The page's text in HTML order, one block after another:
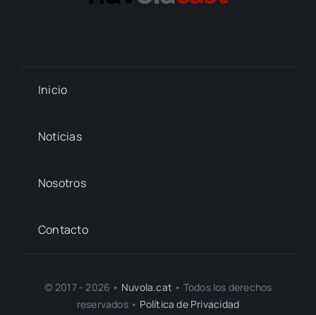
Inicio
Noticias
Nosotros
Contacto
© 2017 - 2026 • Nuvola.cat • Todos los derechos
reservados • Política de Privacidad